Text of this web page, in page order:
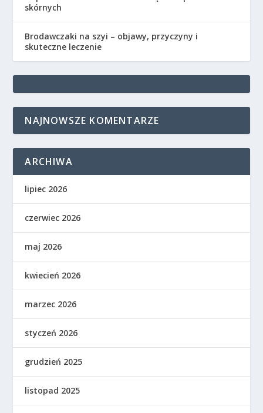
skórnych
Brodawczaki na szyi – objawy, przyczyny i
skuteczne leczenie
NAJNOWSZE KOMENTARZE
ARCHIWA
lipiec 2026
czerwiec 2026
maj 2026
kwiecień 2026
marzec 2026
styczeń 2026
grudzień 2025
listopad 2025